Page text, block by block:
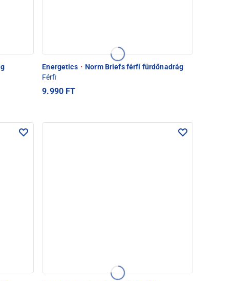
Energetics · Norm Briefs férfi fürdőnadrág
Férfi
9.990 FT